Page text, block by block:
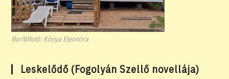
Borítófotó: Kónya Eleonóra
Leskelődő (Fogolyán Szellő novellája)